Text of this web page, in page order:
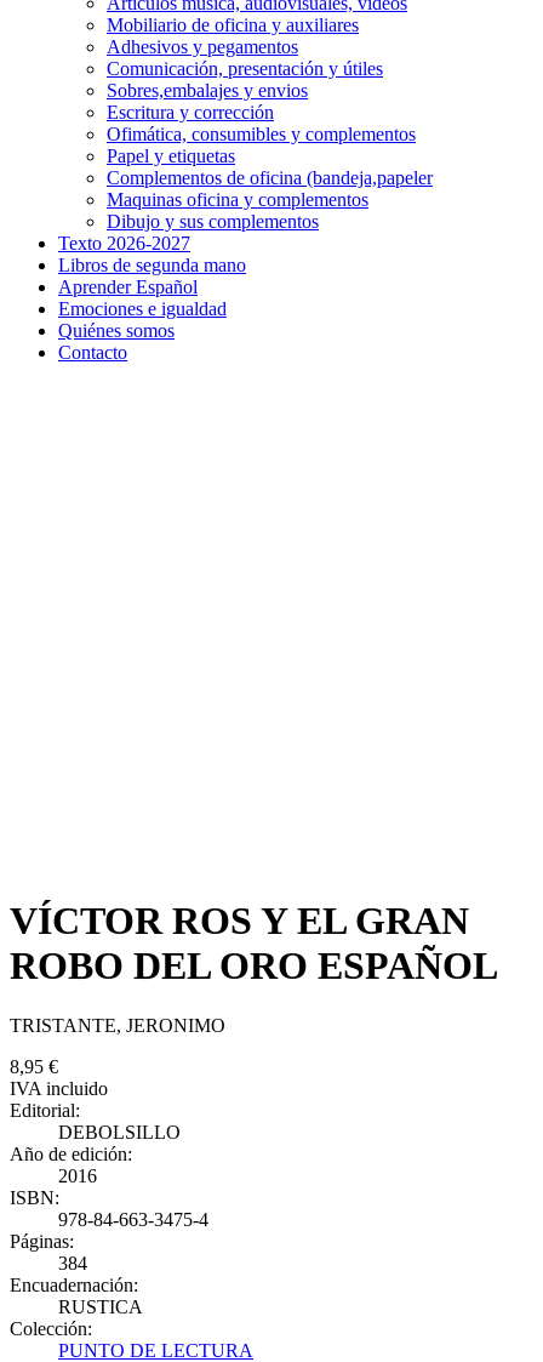
Mobiliario de oficina y auxiliares
Adhesivos y pegamentos
Comunicación, presentación y útiles
Sobres,embalajes y envios
Escritura y corrección
Ofimática, consumibles y complementos
Papel y etiquetas
Complementos de oficina (bandeja,papeler
Maquinas oficina y complementos
Dibujo y sus complementos
Texto 2026-2027
Libros de segunda mano
Aprender Español
Emociones e igualdad
Quiénes somos
Contacto
VÍCTOR ROS Y EL GRAN
ROBO DEL ORO ESPAÑOL
TRISTANTE, JERONIMO
8,95 €
IVA incluido
Editorial:
DEBOLSILLO
Año de edición:
2016
ISBN:
978-84-663-3475-4
Páginas:
384
Encuadernación:
RUSTICA
Colección:
PUNTO DE LECTURA